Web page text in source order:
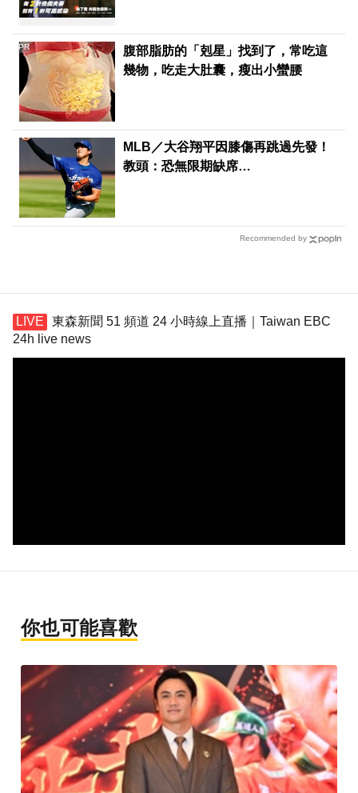
腹部脂肪的「剋星」找到了，常吃這
幾物，吃走大肚囊，瘦出小蠻腰
PR
MLB／大谷翔平因膝傷再跳過先發！
教頭：恐無限期缺席…
Recommended by
東森新聞 51 頻道 24 小時線上直播｜Taiwan EBC
24h live news
你也可能喜歡